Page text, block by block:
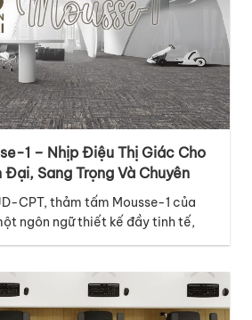
1 – Nhịp Điệu Thị Giác Cho
Đại, Sang Trọng Và Chuyên
CPT, thảm tấm Mousse-1 của
ngôn ngữ thiết kế đầy tinh tế,
xúc, phù hợp với nhiều không
kế graphic với những đường vân